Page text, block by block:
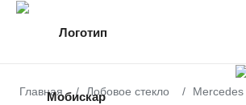
Главная Лобовое стекло Mercedes